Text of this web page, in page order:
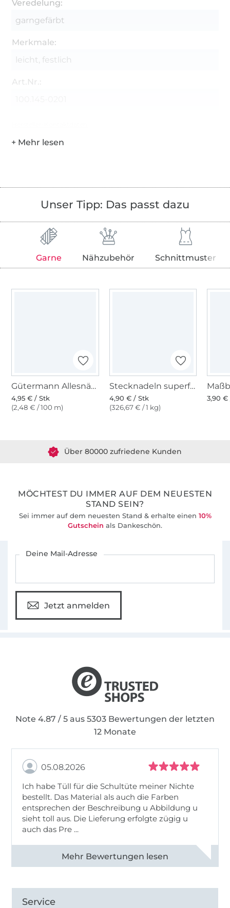
Veredelung:
garngefärbt
Merkmale:
leicht, festlich
Art.Nr.:
Unser Tipp: Das passt dazu
Garne Nähzubehör Schnittmuster
Gütermann Allesnäher (700),grau
4,95 € / Stk
(2,48 € / 100 m)
Stecknadeln superfein
4,90 € / Stk
(326,67 € / 1 kg)
3,90 €
MÖCHTEST DU IMMER AUF DEM NEUESTEN
STAND SEIN?
Sei immer auf dem neuesten Stand & erhalte einen 10%
Gutschein als Dankeschön.
Deine Mail-Adresse
Jetzt anmelden
Note 4.87 / 5 aus 5303 Bewertungen der letzten
12 Monate
05.08.2026
Ich habe Tüll für die Schultüte meiner Nichte
bestellt. Das Material als auch die Farben
entsprechen der Beschreibung u Abbildung u
sieht toll aus. Die Lieferung erfolgte zügig u
auch das Pre ...
Alle 82950 Bewertungen ansehen
Service